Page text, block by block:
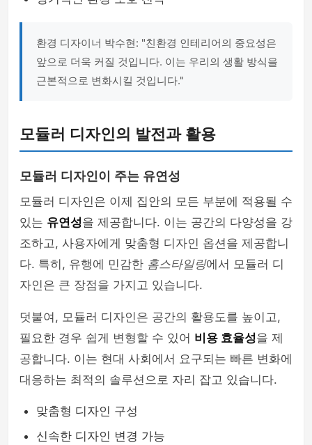
환경 디자이너 박수현: "친환경 인테리어의 중요성은
앞으로 더욱 커질 것입니다. 이는 우리의 생활 방식을
근본적으로 변화시킬 것입니다."
모듈러 디자인의 발전과 활용
모듈러 디자인이 주는 유연성
모듈러 디자인은 이제 집안의 모든 부분에 적용될 수
있는 유연성을 제공합니다. 이는 공간의 다양성을 강
조하고, 사용자에게 맞춤형 디자인 옵션을 제공합니
다. 특히, 유행에 민감한 홈스타일링에서 모듈러 디
자인은 큰 장점을 가지고 있습니다.
덧붙여, 모듈러 디자인은 공간의 활용도를 높이고,
필요한 경우 쉽게 변형할 수 있어 비용 효율성을 제
공합니다. 이는 현대 사회에서 요구되는 빠른 변화에
대응하는 최적의 솔루션으로 자리 잡고 있습니다.
맞춤형 디자인 구성
신속한 디자인 변경 가능